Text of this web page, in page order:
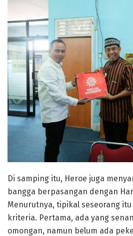
Di samping itu, Heroe juga
bangga berpasangan dengan
Menurutnya, tipikal seseorang
kriteria. Pertama, ada yang
omongan, namun belum ada